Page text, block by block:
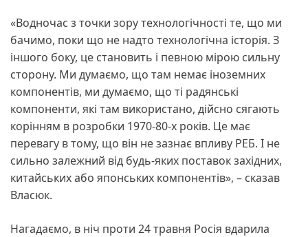
«Водночас з точки зору технологічності те, що ми
бачимо, поки що не надто технологічна історія. З
іншого боку, це становить і певною мірою сильну
сторону. Ми думаємо, що там немає іноземних
компонентів, ми думаємо, що ті радянські
компоненти, які там використано, дійсно сягають
корінням в розробки 1970-80-х років. Це має
перевагу в тому, що він не зазнає впливу РЕБ. І не
сильно залежний від будь-яких поставок західних,
китайських або японських компонентів», – сказав
Власюк.
Нагадаємо, в ніч проти 24 травня Росія вдарила